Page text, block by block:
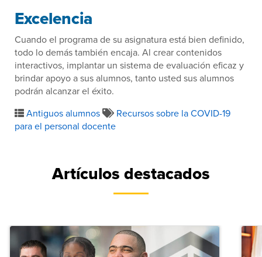
Excelencia
Cuando el programa de su asignatura está bien definido,
todo lo demás también encaja. Al crear contenidos
interactivos, implantar un sistema de evaluación eficaz y
brindar apoyo a sus alumnos, tanto usted sus alumnos
podrán alcanzar el éxito.
Antiguos alumnos
Recursos sobre la COVID-19
para el personal docente
Artículos destacados